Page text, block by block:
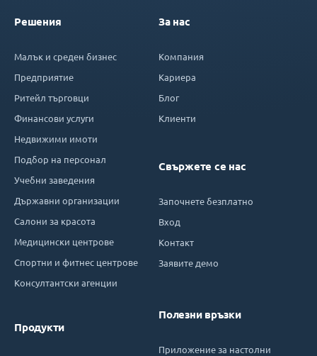
Решения
Малък и среден бизнес
Предприятие
Ритейл търговци
Финансови услуги
Недвижими имоти
Подбор на персонал
Учебни заведения
Държавни организации
Салони за красота
Медицински центрове
Спортни и фитнес центрове
Консултантски агенции
Продукти
За нас
Компания
Кариера
Блог
Клиенти
Свържете се нас
Започнете безплатно
Вход
Контакт
Заявите демо
Полезни връзки
Приложение за настолни